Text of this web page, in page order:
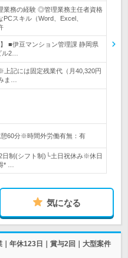
業務の経験 ◎管理業務主任者資格
スキル（Word、Excel、
■伊豆マンション管理課 静岡県
ル2…
上記には固定残業代（月40,320円
ま…
60分※時間外労働有無：有
日制(シフト制)└土日祝休み※休日
* …
気になる
年休123日｜賞与2回｜大型案件